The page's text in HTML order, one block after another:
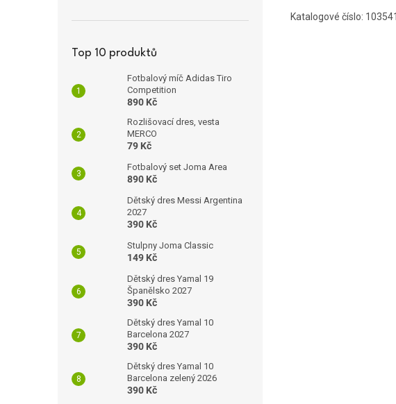
Top 10 produktů
Fotbalový míč Adidas Tiro
Competition
890 Kč
Rozlišovací dres, vesta
MERCO
79 Kč
Fotbalový set Joma Area
890 Kč
Dětský dres Messi Argentina
2027
390 Kč
Stulpny Joma Classic
149 Kč
Dětský dres Yamal 19
Španělsko 2027
390 Kč
Dětský dres Yamal 10
Barcelona 2027
390 Kč
Dětský dres Yamal 10
Barcelona zelený 2026
390 Kč
Katalogové číslo: